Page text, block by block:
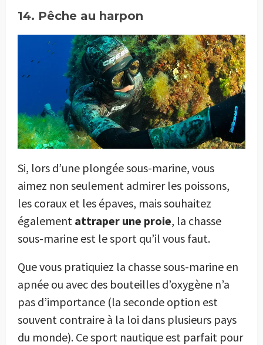
14. Pêche au harpon
Si, lors d’une plongée sous-marine, vous
aimez non seulement admirer les poissons,
les coraux et les épaves, mais souhaitez
également attraper une proie, la chasse
sous-marine est le sport qu’il vous faut.
Que vous pratiquiez la chasse sous-marine en
apnée ou avec des bouteilles d’oxygène n’a
pas d’importance (la seconde option est
souvent contraire à la loi dans plusieurs pays
du monde). Ce sport nautique est parfait pour